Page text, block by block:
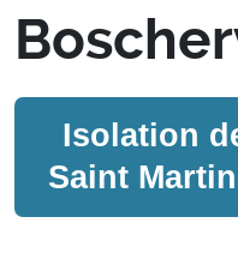
Isolation
Saint